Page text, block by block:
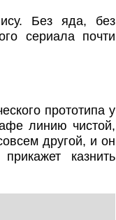
Без яда, без
сериала почти
прототипа у
линию чистой,
другой, и он
казнить